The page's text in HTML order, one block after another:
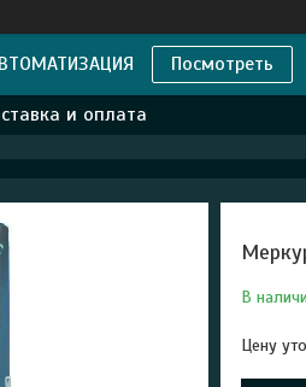
Посмотреть
и оплата
В
Цену